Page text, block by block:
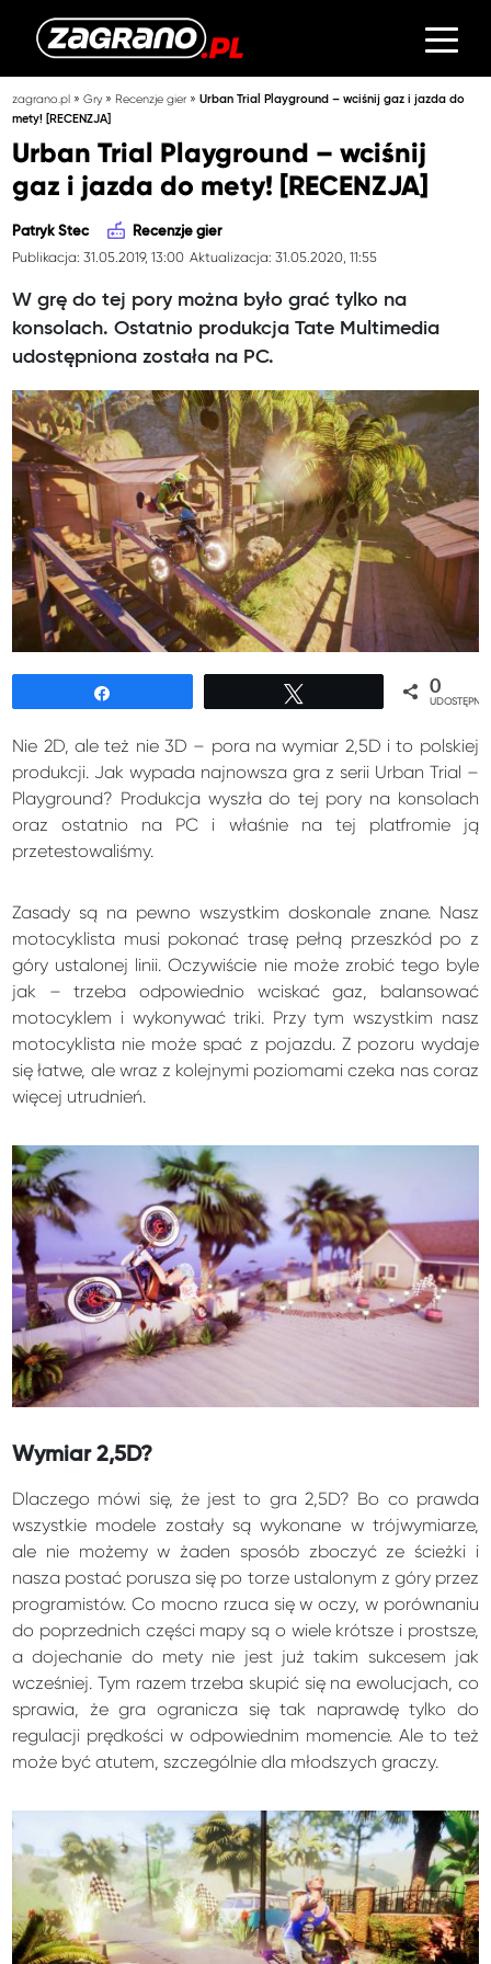
zagrano.pl »Gry» Recenzje gier »Urban Trial Playground – wciśnij gaz i jazda do
mety! [RECENZJA]
Urban Trial Playground – wciśnij
gaz i jazda do mety! [RECENZJA]
Patryk Stec Recenzje gier
Publikacja: 31.05.2019, 13:00 Aktualizacja: 31.05.2020, 11:55
W grę do tej pory można było grać tylko na
konsolach. Ostatnio produkcja Tate Multimedia
udostępniona została na PC.
0
Nie 2D, ale też nie 3D – pora na wymiar 2,5D i to polskiej
produkcji. Jak wypada najnowsza gra z serii Urban Trial –
Playground? Produkcja wyszła do tej pory na konsolach
oraz ostatnio na PC i właśnie na tej platfromie ją
przetestowaliśmy.
Zasady są na pewno wszystkim doskonale znane. Nasz
motocyklista musi pokonać trasę pełną przeszkód po z
góry ustalonej linii. Oczywiście nie może zrobić tego byle
jak – trzeba odpowiednio wciskać gaz, balansować
motocyklem i wykonywać triki. Przy tym wszystkim nasz
motocyklista nie może spać z pojazdu. Z pozoru wydaje
się łatwe, ale wraz z kolejnymi poziomami czeka nas coraz
więcej utrudnień.
Wymiar 2,5D?
Dlaczego mówi się, że jest to gra 2,5D? Bo co prawda
wszystkie modele zostały są wykonane w trójwymiarze,
ale nie możemy w żaden sposób zboczyć ze ścieżki i
nasza postać porusza się po torze ustalonym z góry przez
programistów. Co mocno rzuca się w oczy, w porównaniu
do poprzednich części mapy są o wiele krótsze i prostsze,
a dojechanie do mety nie jest już takim sukcesem jak
wcześniej. Tym razem trzeba skupić się na ewolucjach, co
sprawia, że gra ogranicza się tak naprawdę tylko do
regulacji prędkości w odpowiednim momencie. Ale to też
może być atutem, szczególnie dla młodszych graczy.